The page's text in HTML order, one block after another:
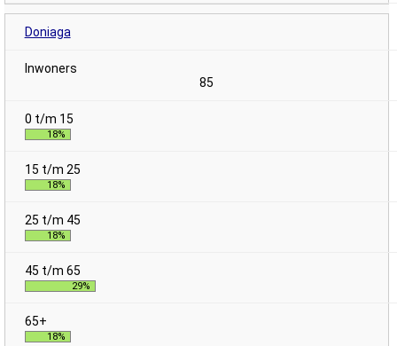
Doniaga
85
18%
18%
18%
29%
18%